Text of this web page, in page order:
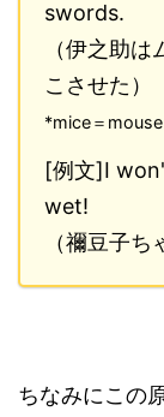
swords.
（伊之助
こさせた）
*mice＝mouse
[例文]I
wet!
（禰豆子
ちなみにこの